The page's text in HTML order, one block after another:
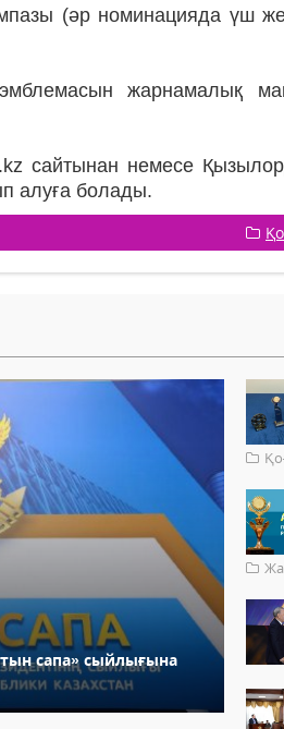
(әр номинацияда үш
жарнамалық
сайтынан немесе
алуға болады.
сапа» сыйлығына